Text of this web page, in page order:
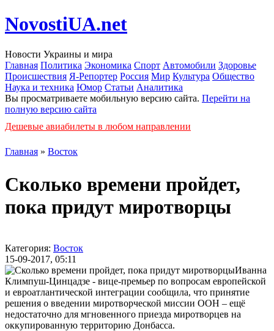
NovostiUA.net
Новости Украины и мира
Главная Политика Экономика Спорт Автомобили Здоровье
Происшествия Я-Репортер Россия Мир Культура Общество
Наука и техника Юмор Статьи Аналитика
Вы просматриваете мобильную версию сайта. Перейти на
полную версию сайта
Дешевые авиабилеты в любом направлении
Главная » Восток
Сколько времени пройдет,
пока придут миротворцы
Категория: Восток
15-09-2017, 05:11
Иванна
Климпуш-Цинцадзе - вице-премьер по вопросам европейской
и евроатлантической интеграции сообщила, что принятие
решения о введении миротворческой миссии ООН – ещё
недостаточно для мгновенного приезда миротворцев на
оккупированную территорию Донбасса.